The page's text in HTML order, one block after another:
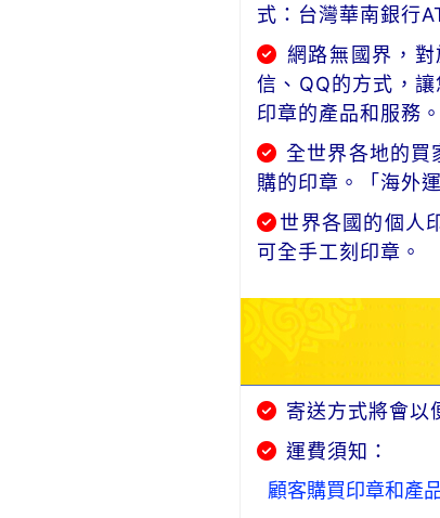
式：台灣華南銀行
網路無國界，
信、QQ的方式，
印章的產品和服務。
全世界各地的買
購的印章。「海外
世界各國的個人
可全手工刻印章。
寄送方式將會以
運費須知：
顧客購買印章和產